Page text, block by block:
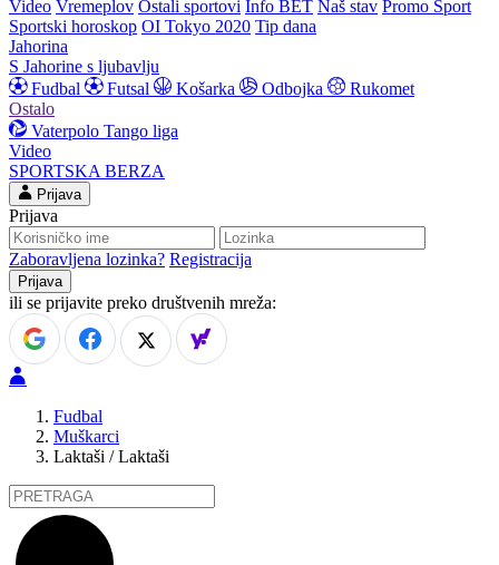
Video Vremeplov Ostali sportovi Info BET Naš stav Promo Sport
Sportski horoskop OI Tokyo 2020 Tip dana
Jahorina
S Jahorine s ljubavlju
Fudbal
Futsal Košarka Odbojka
Rukomet
Ostalo
Vaterpolo Tango liga
Video
SPORTSKA BERZA
Prijava
Prijava
Zaboravljena lozinka? Registracija
ili se prijavite preko društvenih mreža:
Fudbal
Muškarci
Laktaši / Laktaši